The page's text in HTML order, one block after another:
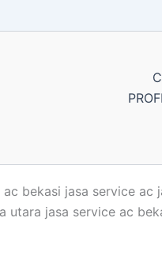
bekasi jasa service
utara jasa service ac